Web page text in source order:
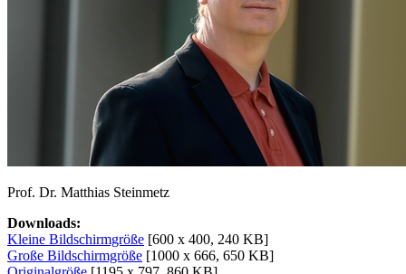
Prof. Dr. Matthias Steinmetz
Downloads:
Kleine Bildschirmgröße [600 x 400, 240 KB]
Große Bildschirmgröße [1000 x 666, 650 KB]